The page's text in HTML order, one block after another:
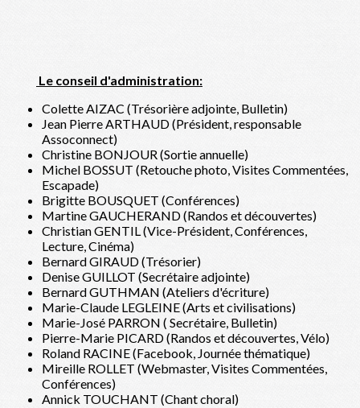
Le conseil d'administration:
Colette AIZAC (Trésorière adjointe, Bulletin)
Jean Pierre ARTHAUD (Président, responsable
Assoconnect)
Christine BONJOUR (Sortie annuelle)
Michel BOSSUT (Retouche photo, Visites Commentées,
Escapade)
Brigitte BOUSQUET (Conférences)
MartineGAUCHERAND (Randos et découvertes)
Christian GENTIL (Vice-Président, Conférences,
Lecture, Cinéma)
Bernard GIRAUD (Trésorier)
Denise GUILLOT (Secrétaire adjointe)
Bernard GUTHMAN (Ateliers d'écriture)
Marie-Claude LEGLEINE (Arts et civilisations)
Marie-José PARRON ( Secrétaire, Bulletin)
Pierre-Marie PICARD (Randos et découvertes, Vélo)
Roland RACINE (Facebook, Journée thématique)
Mireille ROLLET (Webmaster, Visites Commentées,
Conférences)
Annick TOUCHANT (Chant choral)